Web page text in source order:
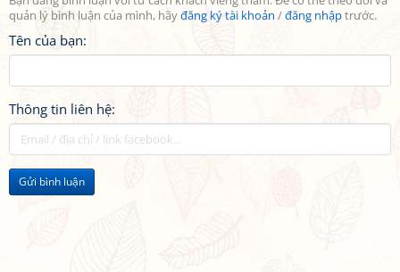
quản lý bình luận của mình, hãyđăng ký tài khoản /đăng nhậptrước.
Tên của bạn:
Thông tin liên hệ:
Gửi bình luận